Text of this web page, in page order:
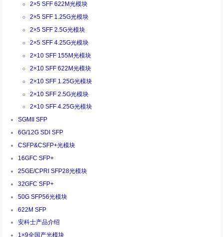
2×5 SFF 622M光模块
2×5 SFF 1.25G光模块
2×5 SFF 2.5G光模块
2×5 SFF 4.25G光模块
2×10 SFF 155M光模块
2×10 SFF 622M光模块
2×10 SFF 1.25G光模块
2×10 SFF 2.5G光模块
2×10 SFF 4.25G光模块
SGMII SFP
6G/12G SDI SFP
CSFP&CSFP+光模块
16GFC SFP+
25GE/CPRI SFP28光模块
32GFC SFP+
50G SFP56光模块
622M SFP
安科士产品介绍
1×9全国产光模块